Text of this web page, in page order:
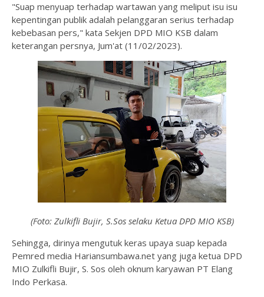
"Suap menyuap terhadap wartawan yang meliput isu isu
kepentingan publik adalah pelanggaran serius terhadap
kebebasan pers," kata Sekjen DPD MIO KSB dalam
keterangan persnya, Jum'at (11/02/2023).
(Foto: Zulkifli Bujir, S.Sos selaku Ketua DPD MIO KSB)
Sehingga, dirinya mengutuk keras upaya suap kepada
Pemred media Hariansumbawa.net yang juga ketua DPD
MIO Zulkifli Bujir, S. Sos oleh oknum karyawan PT Elang
Indo Perkasa.